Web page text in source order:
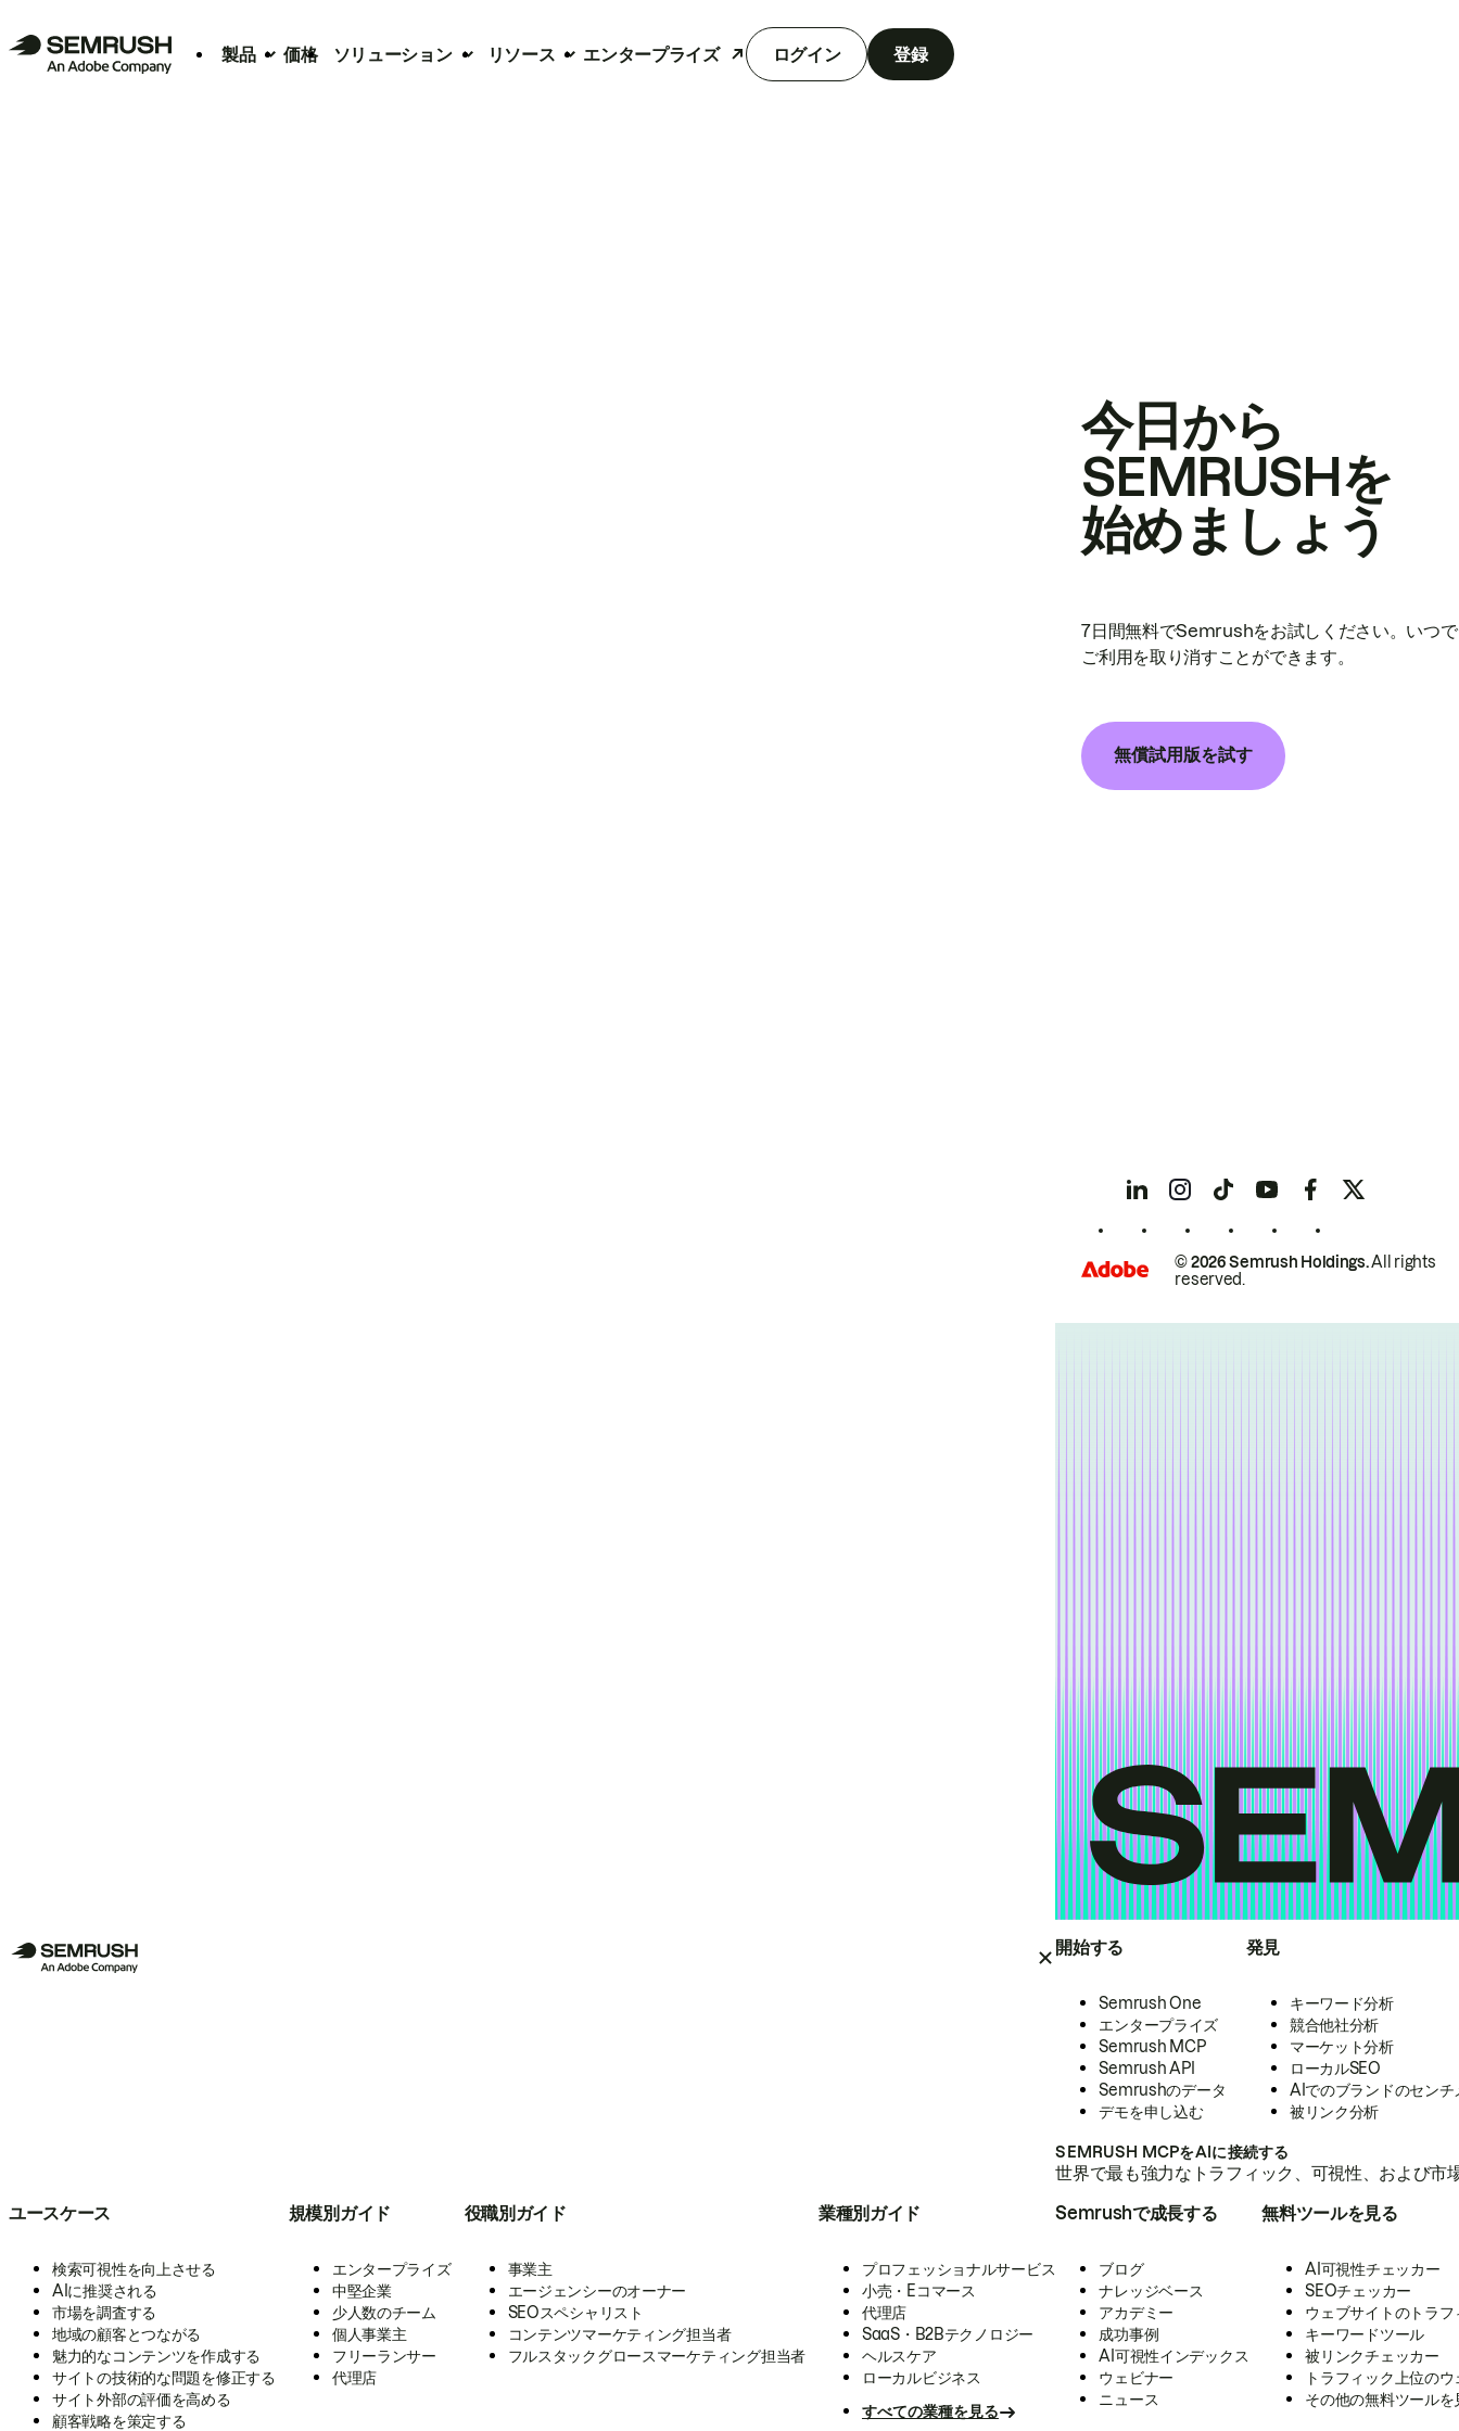
製品 価格 ソリューション リソース エンタープライズ ログイン 登録
開始する
Semrush One
エンタープライズ
Semrush MCP
Semrush API
Semrushのデータ
デモを申し込む
発見
キーワード分析
競合他社分析
マーケット分析
ローカルSEO
AIでのブランドのセンチ
被リンク分析
SEMRUSH MCPをAIに接続する
世界で最も強力なトラフィック、可視性、および
ユースケース
検索可視性を向上させる
AIに推奨される
市場を調査する
地域の顧客とつながる
魅力的なコンテンツを作成する
サイトの技術的な問題を修正する
サイト外部の評価を高める
顧客戦略を策定する
規模別ガイド
エンタープライズ
中堅企業
少人数のチーム
個人事業主
フリーランサー
代理店
役職別ガイド
事業主
エージェンシーのオーナー
SEOスペシャリスト
コンテンツマーケティング担当者
フルスタックグロースマーケティング担当者
業種別ガイド
プロフェッショナルサービス
小売・Eコマース
代理店
SaaS・B2Bテクノロジー
ヘルスケア
ローカルビジネス
すべての業種を見る
Semrushで成長する
ブログ
ナレッジベース
アカデミー
成功事例
AI可視性インデックス
ウェビナー
ニュース
無料ツールを見る
AI可視性チェッカー
SEOチェッカー
ウェブサイトのトラ
キーワードツール
被リンクチェッカー
トラフィック上位の
その他の無料ツールを
今日から
SEMRUSHを
始めましょう
7日間無料でSemrushをお試しください。いつ
ご利用を取り消すことができます。
無償試用版を試す
© 2026 Semrush Holdings.All rights
reserved.